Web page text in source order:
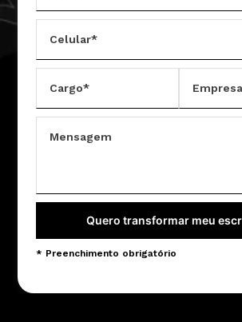
Celular*
Cargo*
Mensagem
Quero transformar meu
* Preenchimento obrigatório